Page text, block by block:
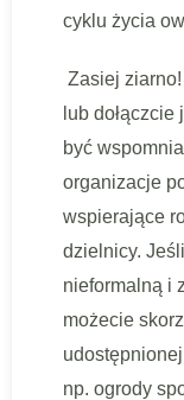
cyklu życia
Zasiej
lub
być
organizacje
wspierające
dzielnicy.
nieformalną i
możecie
np. ogrody